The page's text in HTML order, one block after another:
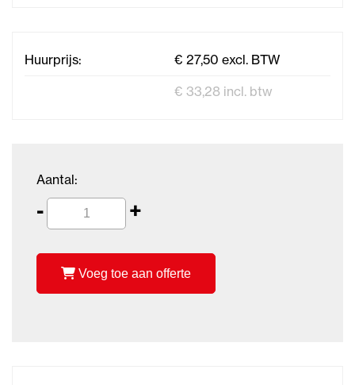
Huurprijs:
€ 27,50 excl. BTW
€ 33,28 incl. btw
Aantal:
- +
Voeg toe aan offerte